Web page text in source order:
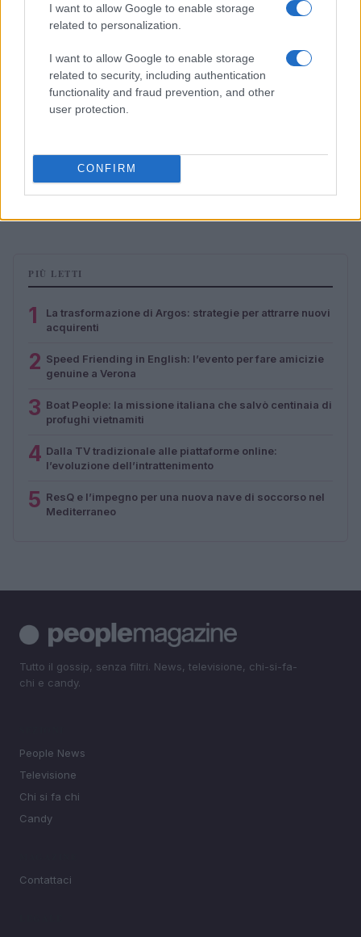
I want to allow Google to enable storage
related to personalization.
I want to allow Google to enable storage
related to security, including authentication
functionality and fraud prevention, and other
user protection.
CONFIRM
Boat People: la missione italiana che salvò centinaia di
PIÙ LETTI
1
La trasformazione di Argos: strategie per attrarre nuovi
acquirenti
2 Speed Friending in English: l’evento per fare amicizie
genuine a Verona
3 Boat People: la missione italiana che salvò centinaia di
profughi vietnamiti
4 Dalla TV tradizionale alle piattaforme online:
l’evoluzione dell’intrattenimento
5 ResQ e l’impegno per una nuova nave di soccorso nel
Mediterraneo
Tutto il gossip, senza filtri. News, televisione, chi-si-fa-
chi e candy.
People News
Televisione
Chi si fa chi
Candy
Contattaci